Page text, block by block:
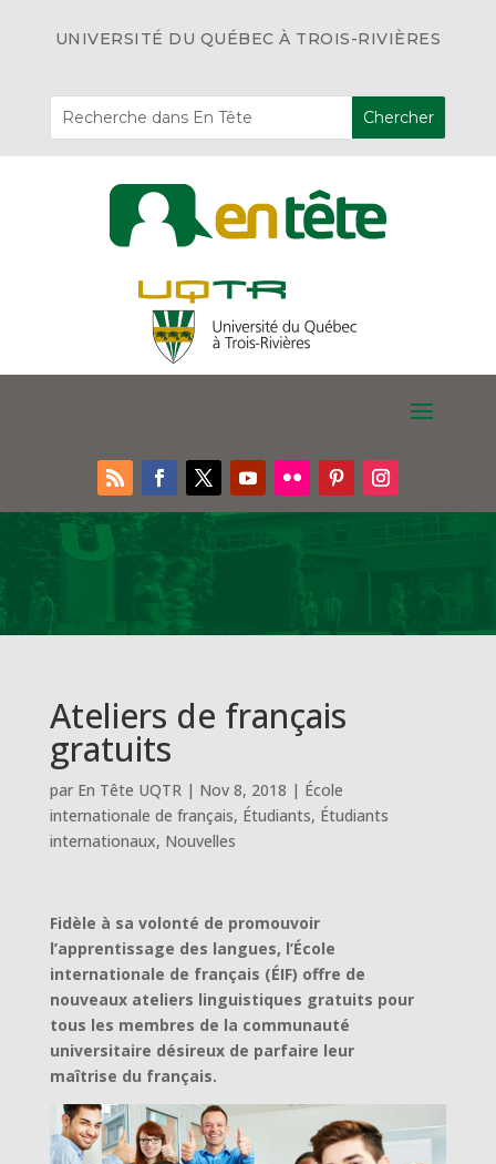
UNIVERSITÉ DU QUÉBEC À TROIS-RIVIÈRES
Ateliers de français
gratuits
par En Tête UQTR| Nov 8, 2018 | École
internationale de français, Étudiants, Étudiants
internationaux, Nouvelles
Fidèle à sa volonté de promouvoir
l’apprentissage des langues, l’École
internationale de français (ÉIF) offre de
nouveaux ateliers linguistiques gratuits pour
tous les membres de la communauté
universitaire désireux de parfaire leur
maîtrise du français.